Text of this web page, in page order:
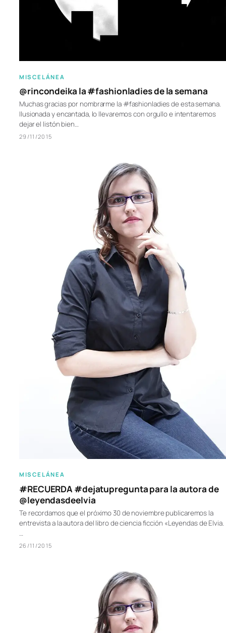
MISCELÁNEA
@rincondeika la #fashionladies de la semana
Muchas gracias por nombrarme la #fashionladies de esta semana.
Ilusionada y encantada, lo llevaremos con orgullo e intentaremos
dejar el listón bien…
29/11/2015
MISCELÁNEA
#RECUERDA #dejatupregunta para la autora de
@leyendasdeelvia
Te recordamos que el próximo 30 de noviembre publicaremos la
entrevista a la autora del libro de ciencia ficción «Leyendas de Elvia.
…
26/11/2015